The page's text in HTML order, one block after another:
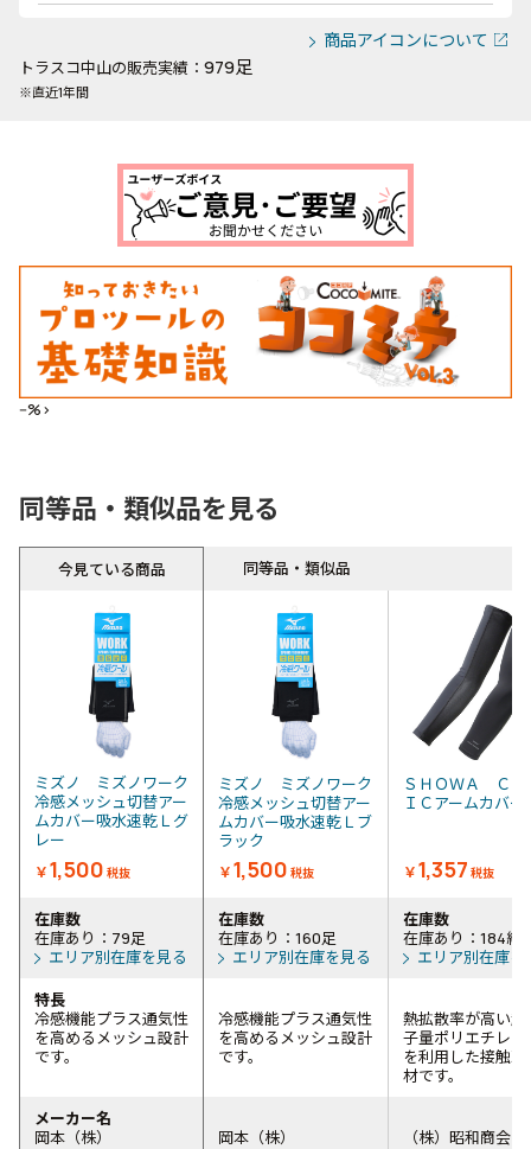
商品アイコンについて
トラスコ中山の販売実績： 979足
※直近1年間
--%>
同等品・類似品を見る
今見ている商品 同等品・類似品
ミズノ ミズノワーク
冷感メッシュ切替アー
ムカバー吸水速乾Ｌグ
レー
￥1,500 税抜
ミズノ ミズノワーク
冷感メッシュ切替アー
ムカバー吸水速乾Ｌブ
ラック
￥1,500 税抜
ＳＨＯＷＡ ＣＯ
ＩＣアームカバ
￥1,357 税抜
在庫数
在庫あり：79足
エリア別在庫を見る
在庫数
在庫あり：160足
エリア別在庫を見る
在庫数
在庫あり：184組
エリア別在庫を
特長
冷感機能プラス通気性
を高めるメッシュ設計
です。
冷感機能プラス通気性
を高めるメッシュ設計
です。
熱拡散率が高い超
子量ポリエチレン
を利用した接触冷
材です。
メーカー名
岡本（株）
岡本（株）
（株）昭和商会